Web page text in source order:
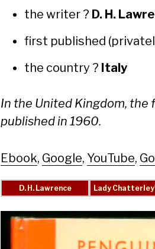
the writer ? D. H.
first pub­lished
the coun­try ? Italy
In the Unit­ed King­dom,
pub­lished in 1960.
Ebook, Google, YouTube,